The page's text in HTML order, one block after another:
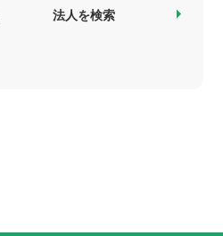
法人を検索 arrow_right